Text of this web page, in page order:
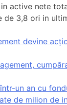
active nete
3,8 ori in
devine
un an cu
de milion de